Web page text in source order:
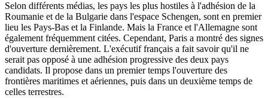
Selon différents médias, les pays les plus hostiles à l'adhésion de la
Roumanie et de la Bulgarie dans l'espace Schengen, sont en premier
lieu les Pays-Bas et la Finlande. Mais la France et l'Allemagne sont
également fréquemment citées. Cependant, Paris a montré des signes
d'ouverture dernièrement. L'exécutif français a fait savoir qu'il ne
serait pas opposé à une adhésion progressive des deux pays
candidats. Il propose dans un premier temps l'ouverture des
frontières maritimes et aériennes, puis dans un deuxième temps de
celles terrestres.